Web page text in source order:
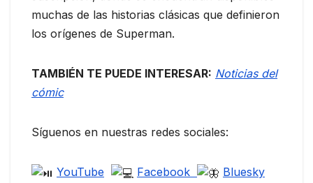
muchas de las historias clásicas que definieron
los orígenes de Superman.
TAMBIÉN TE PUEDE INTERESAR: Noticias del
cómic
Síguenos en nuestras redes sociales:
YouTube Facebook
Bluesky